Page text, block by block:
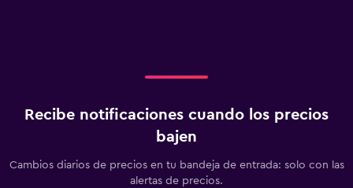
Recibe notificaciones cuando los precios
bajen
Cambios diarios de precios en tu bandeja de entrada: solo con las
alertas de precios.